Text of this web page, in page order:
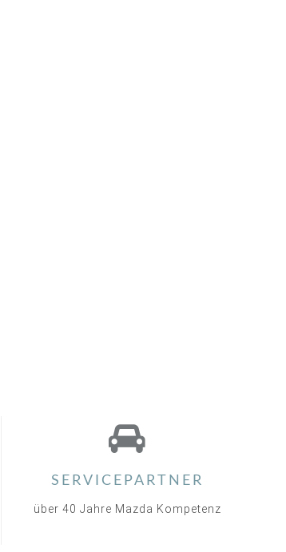
SERVICEPARTNER
über 40 Jahre Mazda Kompetenz